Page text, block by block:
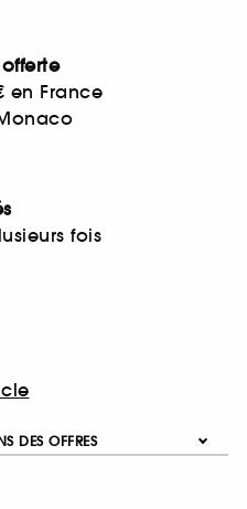
en France
fois
DES OFFRES